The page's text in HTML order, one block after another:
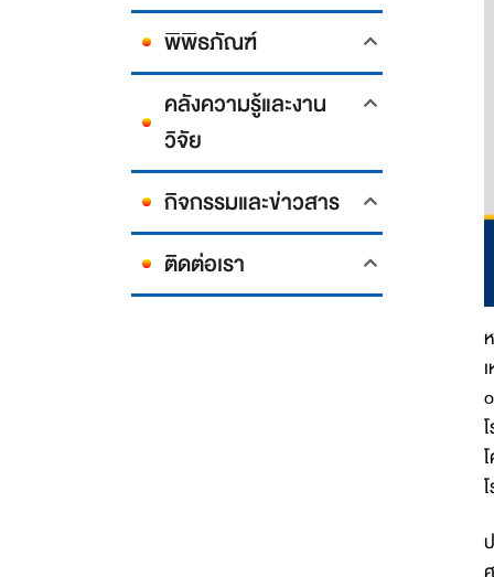
พิพิธภัณฑ์
คลังความรู้และงาน
วิจัย
กิจกรรมและข่าวสาร
ติดต่อเรา